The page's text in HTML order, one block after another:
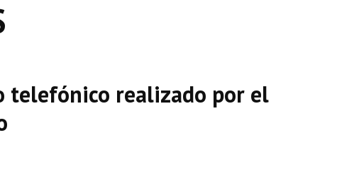
telefónico realizado por el